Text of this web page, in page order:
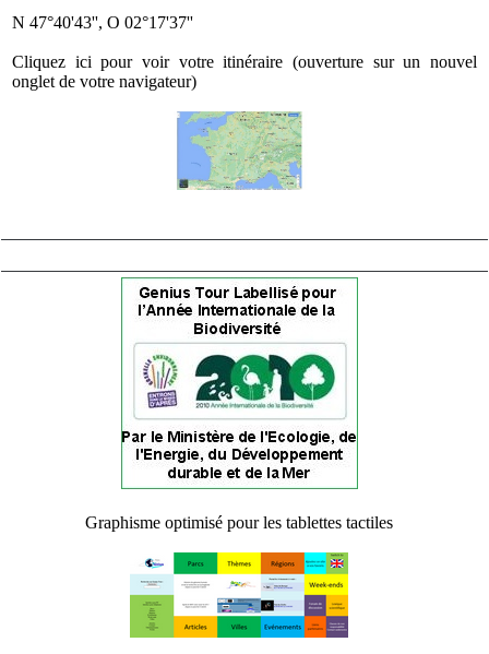
N 47°40'43'', O 02°17'37''
Cliquez ici pour voir votre itinéraire (ouverture sur un nouvel
onglet de votre navigateur)
Graphisme optimisé pour les tablettes tactiles